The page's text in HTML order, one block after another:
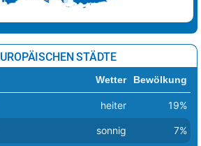
STÄDTE
Wetter Bewölkung
heiter 19%
sonnig 7%